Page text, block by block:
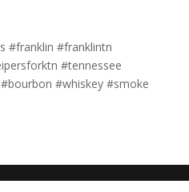
#franklin #franklintn
#tennessee
#whiskey #smoke